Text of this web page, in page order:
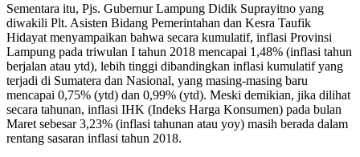
Sementara itu, Pjs. Gubernur Lampung Didik Suprayitno yang
diwakili Plt. Asisten Bidang Pemerintahan dan Kesra Taufik
Hidayat menyampaikan bahwa secara kumulatif, inflasi Provinsi
Lampung pada triwulan I tahun 2018 mencapai 1,48% (inflasi tahun
berjalan atau ytd), lebih tinggi dibandingkan inflasi kumulatif yang
terjadi di Sumatera dan Nasional, yang masing-masing baru
mencapai 0,75% (ytd) dan 0,99% (ytd). Meski demikian, jika dilihat
secara tahunan, inflasi IHK (Indeks Harga Konsumen) pada bulan
Maret sebesar 3,23% (inflasi tahunan atau yoy) masih berada dalam
rentang sasaran inflasi tahun 2018.